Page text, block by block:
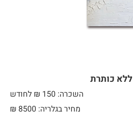
ללא כותרת
השכרה: 150 ₪ לחודש
מחיר בגלריה: 8500 ₪